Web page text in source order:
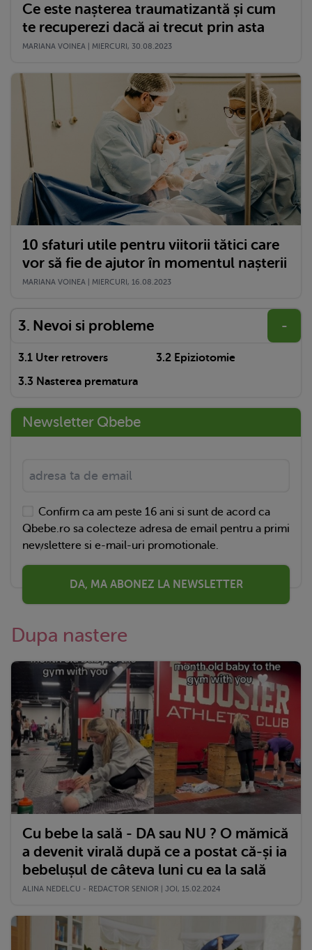
Ce este nașterea traumatizantă și cum
te recuperezi dacă ai trecut prin asta
MARIANA VOINEA | MIERCURI, 30.08.2023
10 sfaturi utile pentru viitorii tătici care
vor să fie de ajutor în momentul nașterii
MARIANA VOINEA | MIERCURI, 16.08.2023
Nevoi si probleme -
Uter retrovers
Epiziotomie
Nasterea prematura
Newsletter Qbebe
Confirm ca am peste 16 ani si sunt de acord ca
Qbebe.ro sa colecteze adresa de email pentru a primi
newslettere si e-mail-uri promotionale.
DA, MA ABONEZ LA NEWSLETTER
Dupa nastere
Cu bebe la sală - DA sau NU ? O mămică
a devenit virală după ce a postat că-și ia
bebelușul de câteva luni cu ea la sală
ALINA NEDELCU - REDACTOR SENIOR | JOI, 15.02.2024